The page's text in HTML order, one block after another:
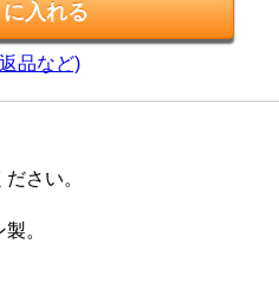
品など)
さい。
。